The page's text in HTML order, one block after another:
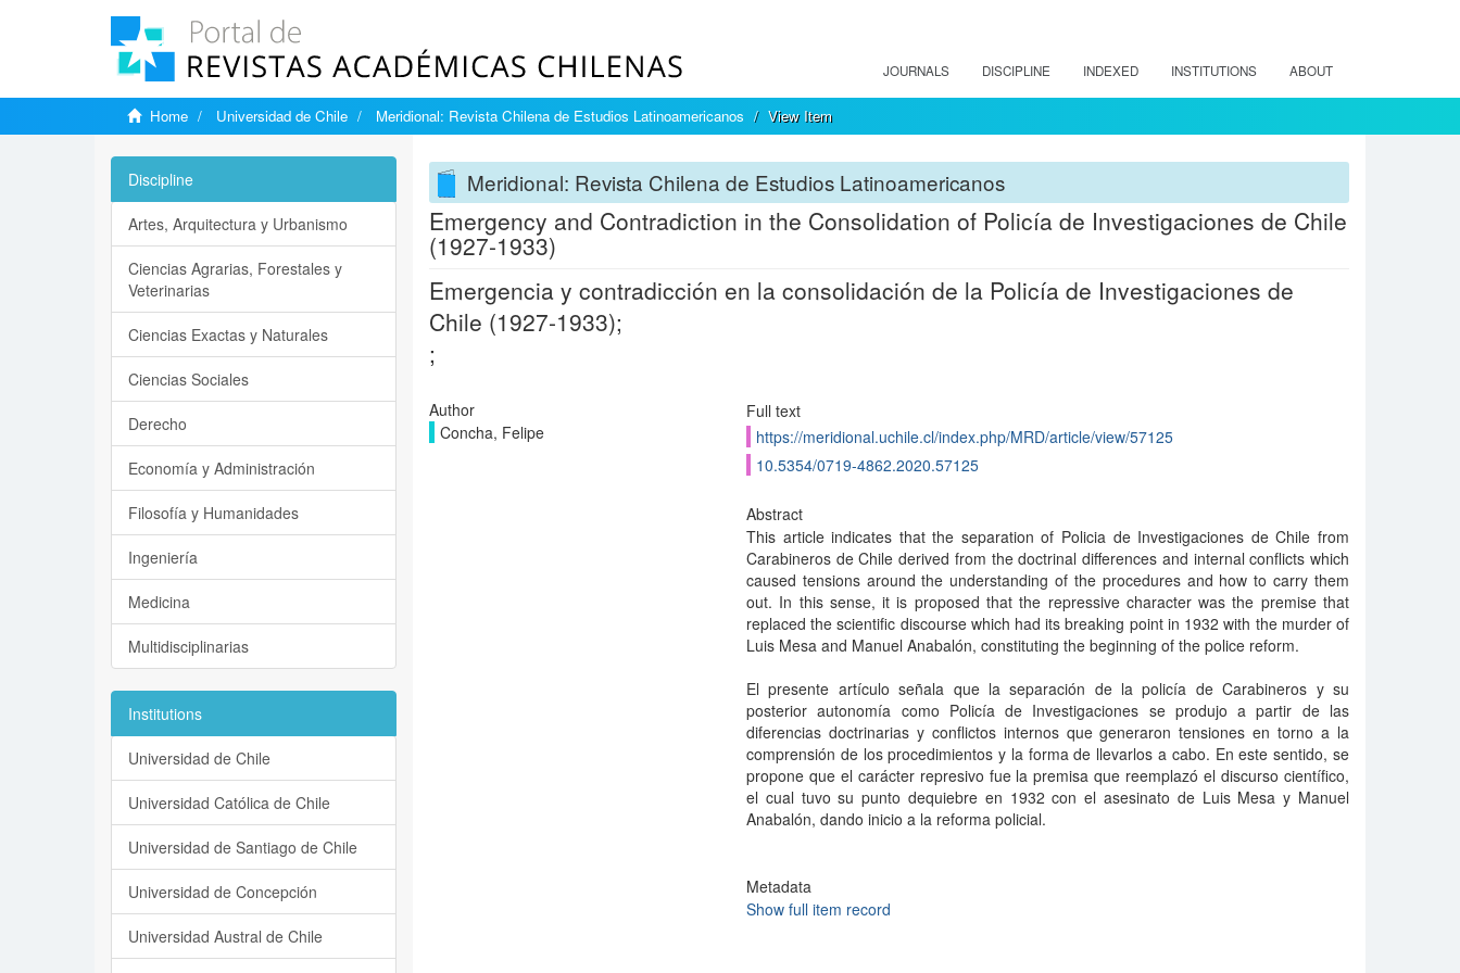
JOURNALS DISCIPLINE INDEXED INSTITUTIONS ABOUT
Home Universidad de Chile Meridional: Revista Chilena de Estudios Latinoamericanos View Item
Meridional: Revista Chilena de Estudios Latinoamericanos
Emergency and Contradiction in the Consolidation of Policía de Investigaciones de Chile
(1927-1933)
Emergencia y contradicción en la consolidación de la Policía de Investigaciones de
Chile (1927-1933);
;
Author
Concha, Felipe
Full text
https://meridional.uchile.cl/index.php/MRD/article/view/57125
10.5354/0719-4862.2020.57125
Abstract
This article indicates that the separation of Policia de Investigaciones de Chile from
Carabineros de Chile derived from the doctrinal differences and internal conflicts which
caused tensions around the understanding of the procedures and how to carry them
out. In this sense, it is proposed that the repressive character was the premise that
replaced the scientific discourse which had its breaking point in 1932 with the murder of
Luis Mesa and Manuel Anabalón, constituting the beginning of the police reform.
El presente artículo señala que la separación de la policía de Carabineros y su
posterior autonomía como Policía de Investigaciones se produjo a partir de las
diferencias doctrinarias y conflictos internos que generaron tensiones en torno a la
comprensión de los procedimientos y la forma de llevarlos a cabo. En este sentido, se
propone que el carácter represivo fue la premisa que reemplazó el discurso científico,
el cual tuvo su punto dequiebre en 1932 con el asesinato de Luis Mesa y Manuel
Anabalón, dando inicio a la reforma policial.
Metadata
Show full item record
Discipline
Artes, Arquitectura y Urbanismo
Ciencias Agrarias, Forestales y
Veterinarias
Ciencias Exactas y Naturales
Ciencias Sociales
Derecho
Economía y Administración
Filosofía y Humanidades
Ingeniería
Medicina
Multidisciplinarias
Institutions
Universidad de Chile
Universidad Católica de Chile
Universidad de Santiago de Chile
Universidad de Concepción
Universidad Austral de Chile